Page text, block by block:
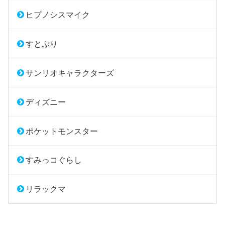
ヒプノシスマイク
すとぷり
サンリオキャラクターズ
ディズニー
ポケットモンスター
すみっコぐらし
リラックマ